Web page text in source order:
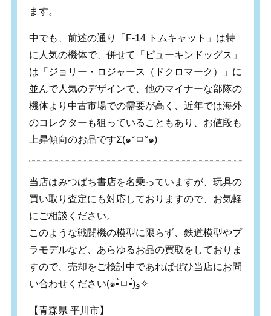
ます。
中でも、前述の通り「F-14 トムキャット」は特
に人気の機体で、併せて「ピューキンドッグス」
は「ジョリー・ロジャース（ドクロマーク）」に
並んで人気のデザインで、他のマイナーな部隊の
機体より中古市場での需要が高く、近年では海外
のコレクターも狙っていることもあり、お値段も
上昇傾向のお品ですΣ(๑°ㅁ°๑)
当店はみつばち書店を名乗っていますが、玩具の
買い取り査定にも対応しておりますので、お気軽
にご相談ください。
このような戦闘機の模型に限らず、鉄道模型やプ
ラモデルなど、あらゆるお品の買取をしておりま
すので、売却をご検討中であればぜひ当店にお問
い合わせください(๑•̀ㅂ•́)و✧
【青森県 平川市】